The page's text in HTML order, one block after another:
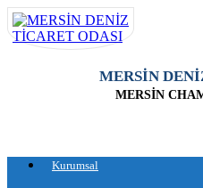
MERSİN
MERSİN
Kurumsal